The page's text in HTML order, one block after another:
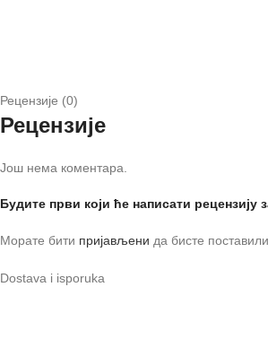
Рецензије (0)
Рецензије
Још нема коментара.
Будите први који ће написати
Морате бити пријављени да бисте
Dostava i isporuka